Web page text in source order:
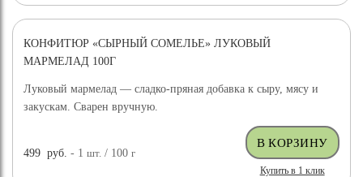
КОНФИТЮР «СЫРНЫЙ СОМЕЛЬЕ» ЛУКОВЫЙ
МАРМЕЛАД 100Г
Луковый мармелад — сладко-пряная добавка к сыру, мясу и
закускам. Сварен вручную.
499 руб. - 1шт. / 100г
Купить в 1 клик